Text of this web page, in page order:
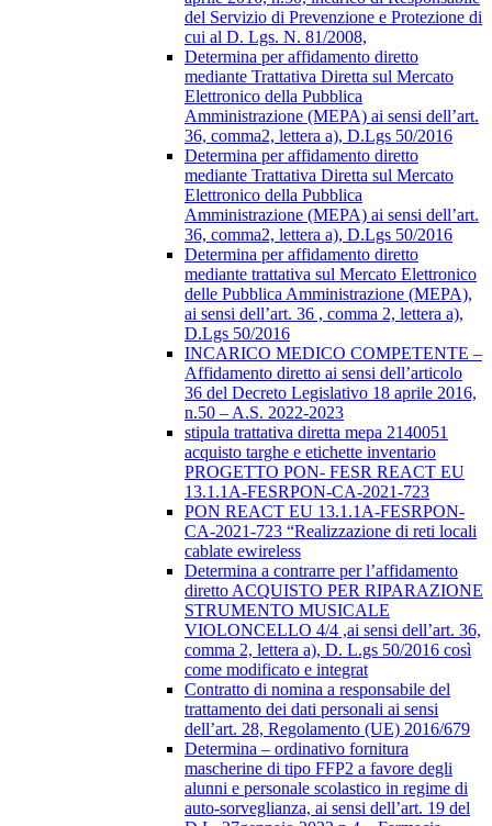
del Servizio di Prevenzione e Protezione di
cui al D. Lgs. N. 81/2008,
Determina per affidamento diretto
mediante Trattativa Diretta sul Mercato
Elettronico della Pubblica
Amministrazione (MEPA) ai sensi dell’art.
36, comma2, lettera a), D.Lgs 50/2016
Determina per affidamento diretto
mediante Trattativa Diretta sul Mercato
Elettronico della Pubblica
Amministrazione (MEPA) ai sensi dell’art.
36, comma2, lettera a), D.Lgs 50/2016
Determina per affidamento diretto
mediante trattativa sul Mercato Elettronico
delle Pubblica Amministrazione (MEPA),
ai sensi dell’art. 36 , comma 2, lettera a),
D.Lgs 50/2016
INCARICO MEDICO COMPETENTE –
Affidamento diretto ai sensi dell’articolo
36 del Decreto Legislativo 18 aprile 2016,
n.50 – A.S. 2022-2023
stipula trattativa diretta mepa 2140051
acquisto targhe e etichette inventario
PROGETTO PON- FESR REACT EU
13.1.1A-FESRPON-CA-2021-723
PON REACT EU 13.1.1A-FESRPON-
CA-2021-723 “Realizzazione di reti locali
cablate ewireless
Determina a contrarre per l’affidamento
diretto ACQUISTO PER RIPARAZIONE
STRUMENTO MUSICALE
VIOLONCELLO 4/4 ,ai sensi dell’art. 36,
comma 2, lettera a), D. L.gs 50/2016 così
come modificato e integrat
Contratto di nomina a responsabile del
trattamento dei dati personali ai sensi
dell’art. 28, Regolamento (UE) 2016/679
Determina – ordinativo fornitura
mascherine di tipo FFP2 a favore degli
alunni e personale scolastico in regime di
auto-sorveglianza, ai sensi dell’art. 19 del